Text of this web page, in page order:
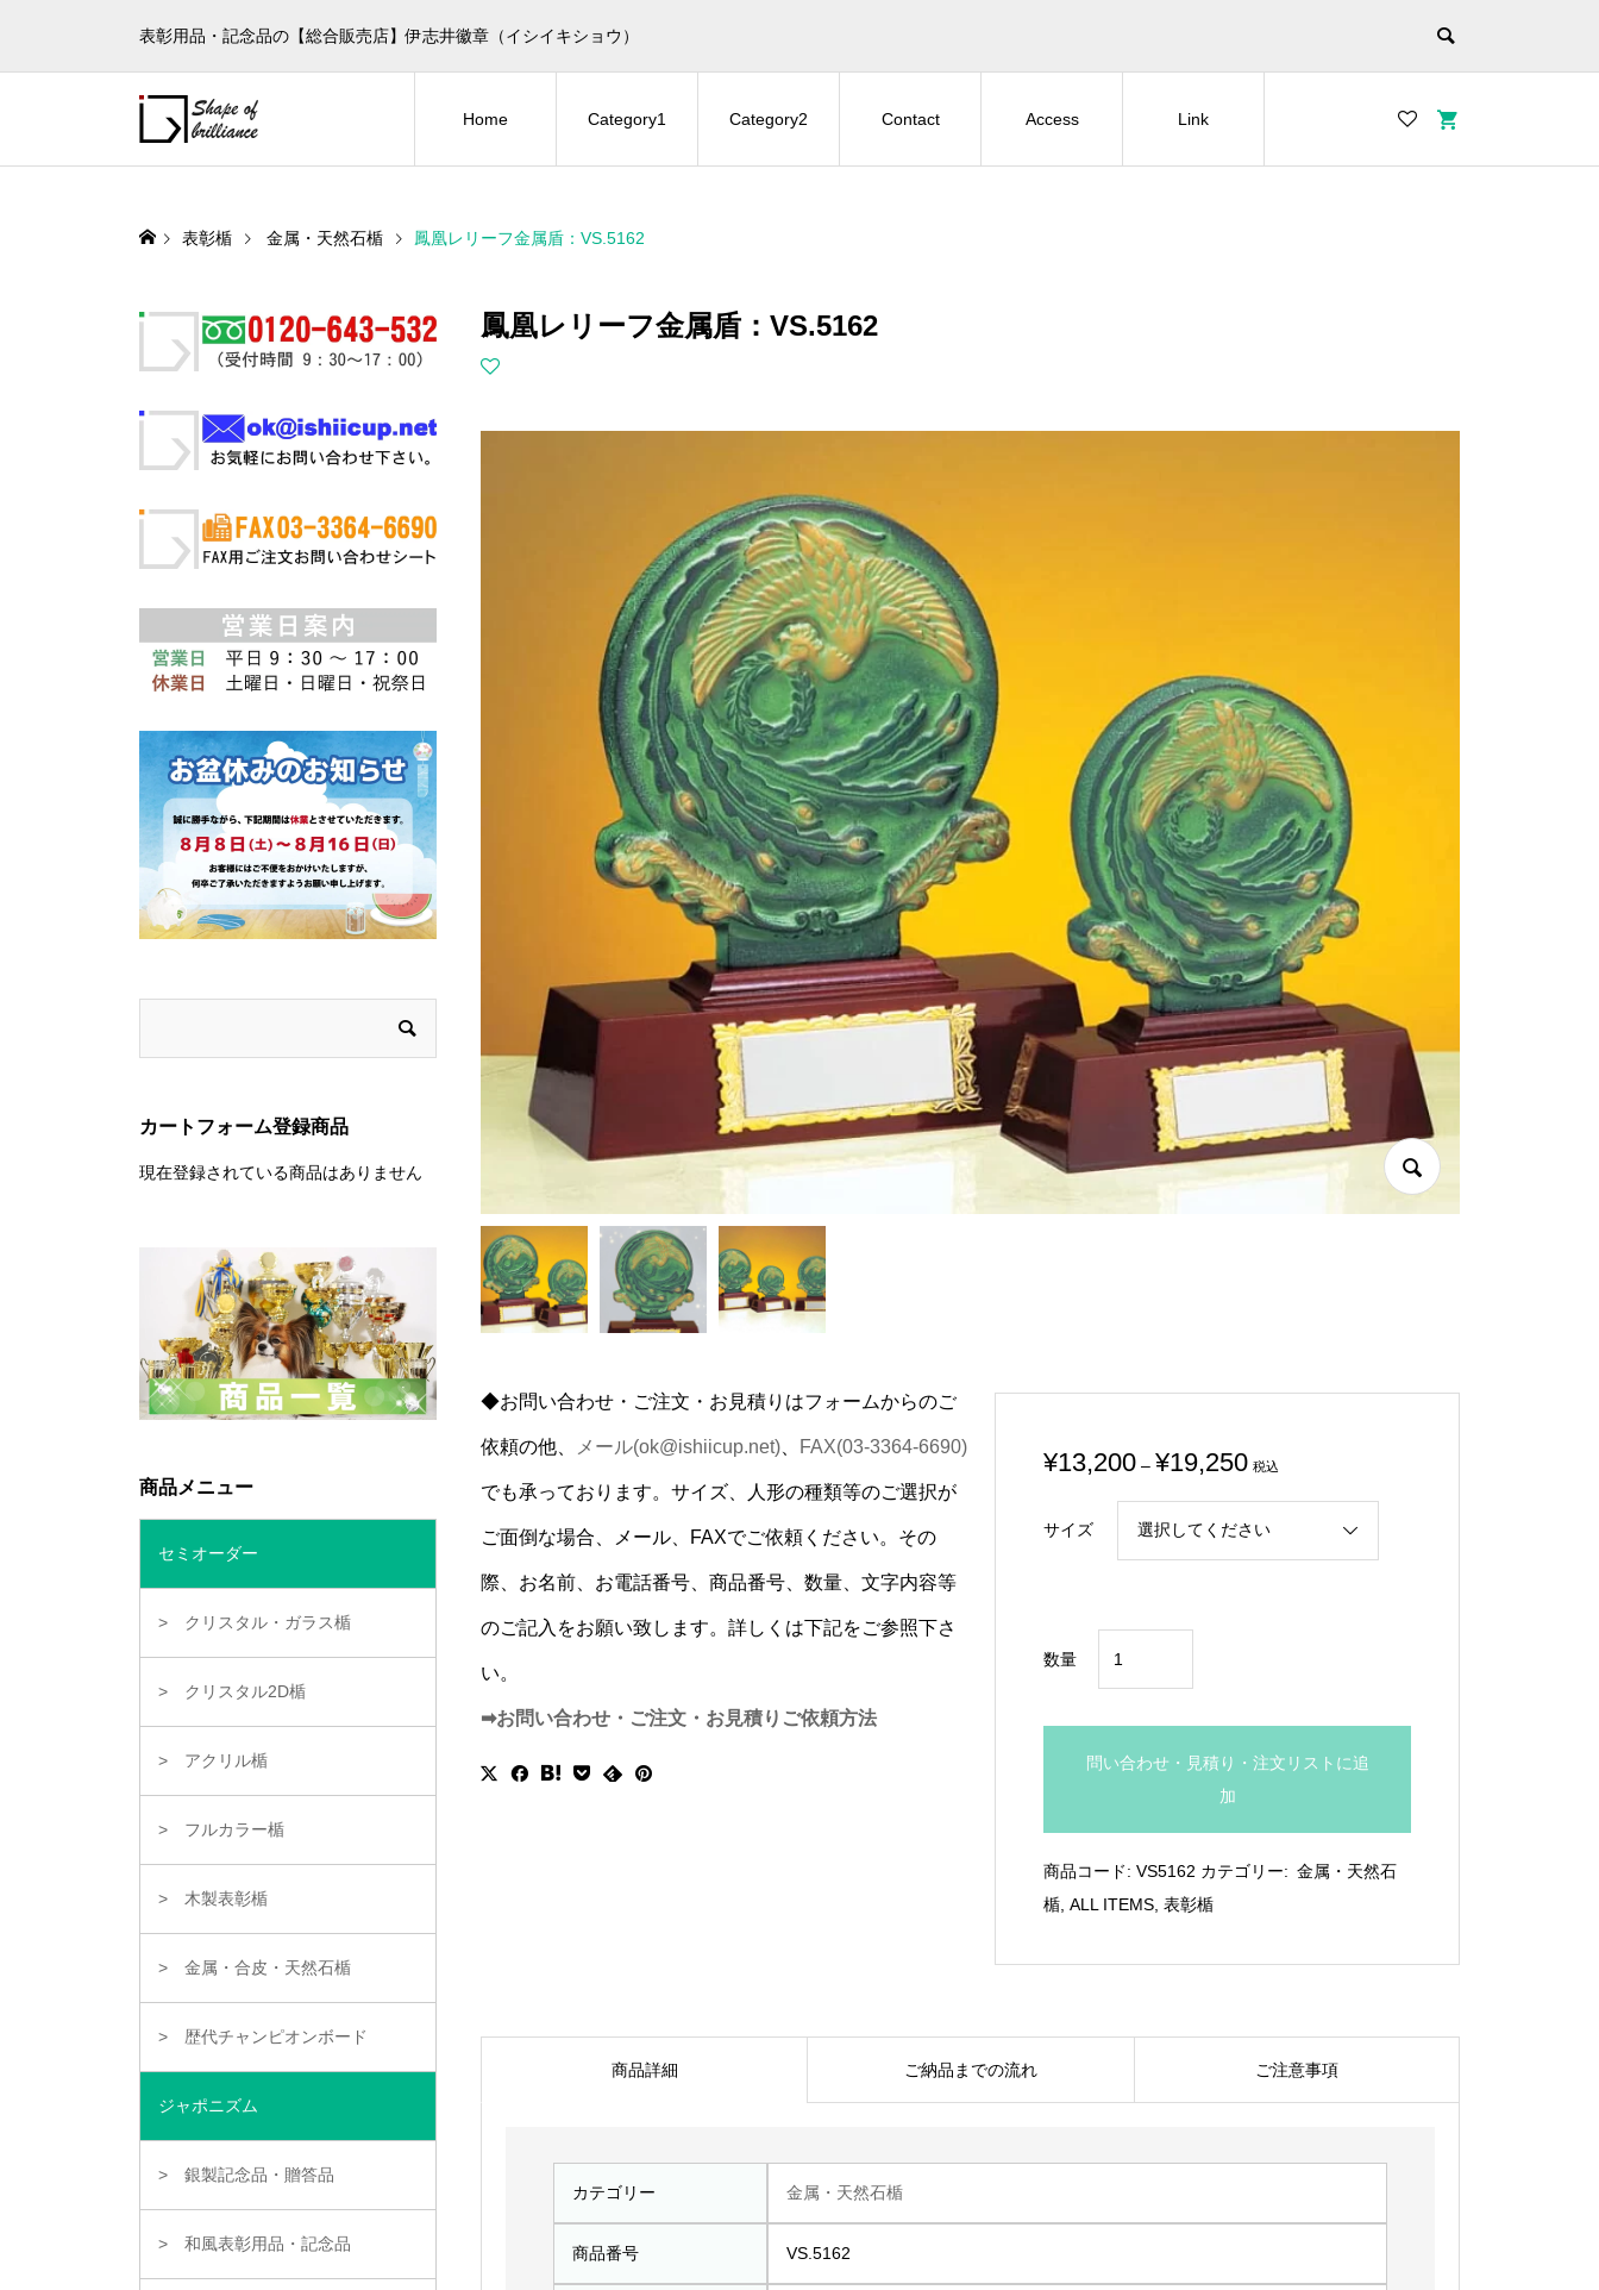
表彰用品・記念品の【総合販売店】伊志井徽章（イシイキショウ）
Home Category1 Category2 Contact Access Link
表彰楯 金属・天然石楯 鳳凰レリーフ金属盾：VS.5162
鳳凰レリーフ金属盾：VS.5162
◆お問い合わせ・ご注文・お見積りはフォームからのご
依頼の他、 メール(ok@ishiicup.net) FAX(03-3364-6690)
でも承っております。サイズ、人形の種類等のご選択が
ご面倒な場合、メール、FAXでご依頼ください。その
際、お名前、お電話番号、商品番号、数量、文字内容等
のご記入をお願い致します。詳しくは下記をご参照下さ
い。
➡お問い合わせ・ご注文・お見積りご依頼方法
¥13,200 – ¥19,250 税込
サイズ
数量
属
盾：
問い合わせ・見積り・注文リストに追
加
商品コード:VS5162 カテゴリー: 金属・天然石
楯,ALL ITEMS,表彰楯
商品詳細 ご納品までの流れ ご注意事項
カテゴリー 金属・天然石楯
商品番号 VS.5162
カートフォーム登録商品
現在登録されている商品はありません
商品メニュー
セミオーダー
クリスタル・ガラス楯
クリスタル2D楯
アクリル楯
フルカラー楯
木製表彰楯
金属・合皮・天然石楯
歴代チャンピオンボード
ジャポニズム
銀製記念品・贈答品
和風表彰用品・記念品